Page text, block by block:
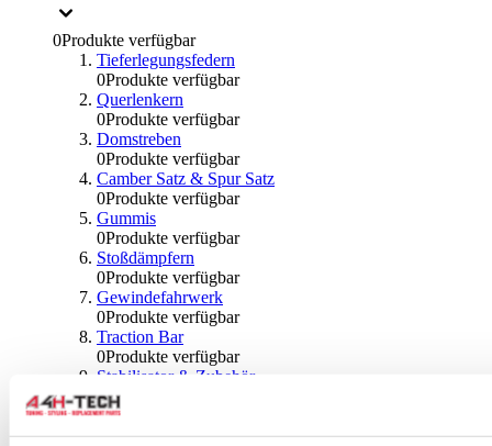
0Produkte verfügbar
Tieferlegungsfedern
0Produkte verfügbar
Querlenkern
0Produkte verfügbar
Domstreben
0Produkte verfügbar
Camber Satz & Spur Satz
0Produkte verfügbar
Gummis
0Produkte verfügbar
Stoßdämpfern
0Produkte verfügbar
Gewindefahrwerk
0Produkte verfügbar
Traction Bar
0Produkte verfügbar
Stabilisator & Zubehör
0Produkte verfügbar
Kugeln & Abdeckungen
0Produkte verfügbar